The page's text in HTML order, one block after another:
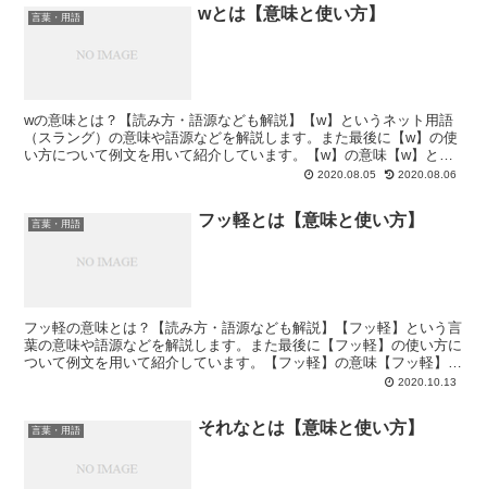
言葉・用語 wとは【意味と使い方】
wの意味とは？【読み方・語源なども解説】【w】というネット用語
（スラング）の意味や語源などを解説します。また最後に【w】の使
い方について例文を用いて紹介しています。【w】の意味【w】とは
「笑い」の意味で、文章の終わりなどで部分でよく使われる...
2020.08.05 2020.08.06
言葉・用語 フッ軽とは【意味と使い方】
フッ軽の意味とは？【読み方・語源なども解説】【フッ軽】という言
葉の意味や語源などを解説します。また最後に【フッ軽】の使い方に
ついて例文を用いて紹介しています。【フッ軽】の意味【フッ軽】と
は「フットワークが軽い」を略した俗語で、若者言葉・ネッ...2020.10.13
言葉・用語 それなとは【意味と使い方】